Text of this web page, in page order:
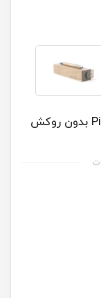
خودکار فوراور مدل Pininfarina Cambiano بدون روکش